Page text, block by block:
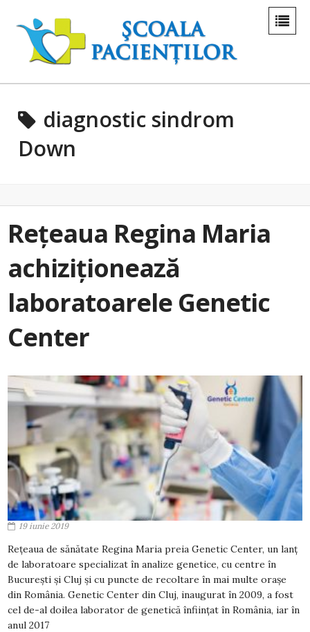
diagnostic sindrom
Down
Rețeaua Regina Maria
achiziționează
laboratoarele Genetic
Center
19 iunie 2019
Rețeaua de sănătate Regina Maria preia Genetic Center, un lanț
de laboratoare specializat în analize genetice, cu centre în
București și Cluj și cu puncte de recoltare în mai multe orașe
din România. Genetic Center din Cluj, inaugurat în 2009, a fost
cel de-al doilea laborator de genetică înființat în România, iar în
anul 2017